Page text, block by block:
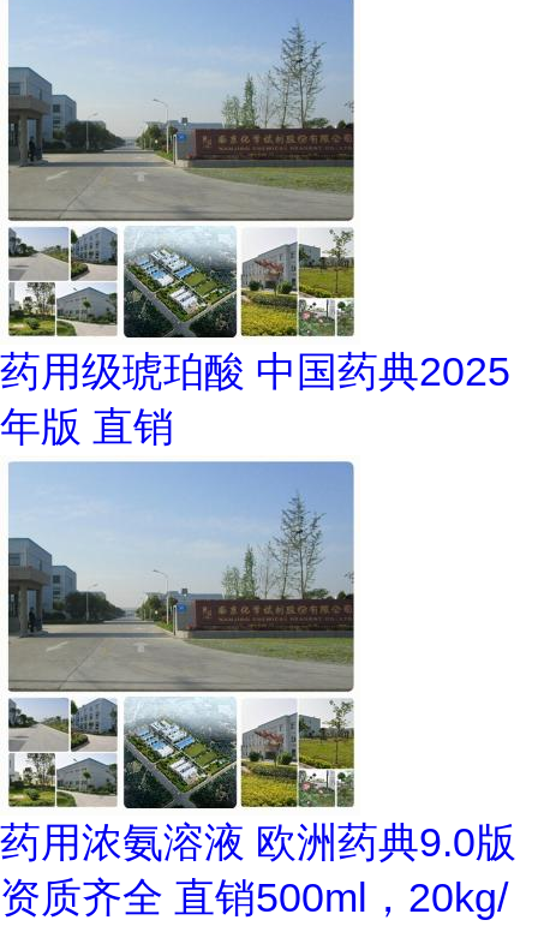
药用级琥珀酸 中国药典2025
年版 直销
药用浓氨溶液 欧洲药典9.0版
资质齐全 直销500ml，20kg/